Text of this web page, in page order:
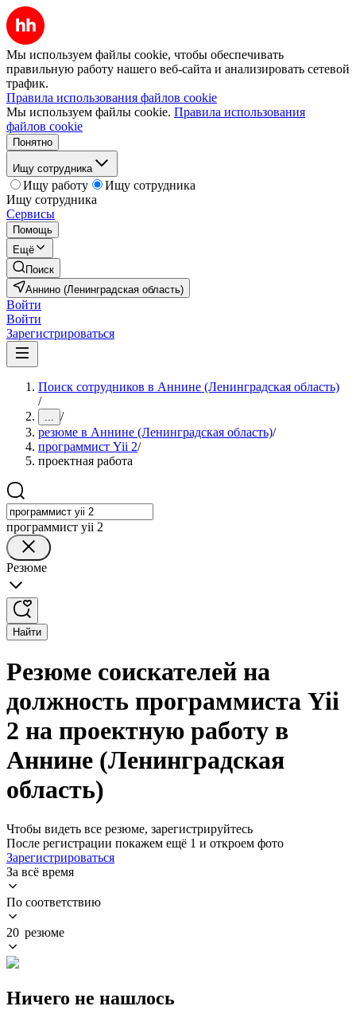
Мы используем файлы cookie, чтобы обеспечивать
правильную работу нашего веб-сайта и анализировать сетевой
трафик.
Правила использования файлов cookie
Мы используем файлы cookie. Правила использования
файлов cookie
Понятно
Ищу сотрудника
Ищу работу
Ищу сотрудника
Ищу сотрудника
Сервисы
Помощь
Ещё
Поиск
Аннино (Ленинградская область)
Войти
Войти
Зарегистрироваться
Поиск сотрудников в Аннине (Ленинградская область)
/
... /
резюме в Аннине (Ленинградская область)/
программист Yii 2/
проектная работа
программист yii 2
Резюме
Найти
Резюме соискателей на
должность программиста Yii
2 на проектную работу в
Аннине (Ленинградская
область)
Чтобы видеть все резюме, зарегистрируйтесь
После регистрации покажем ещё 1 и откроем фото
Зарегистрироваться
За всё время
По соответствию
20 резюме
Ничего не нашлось